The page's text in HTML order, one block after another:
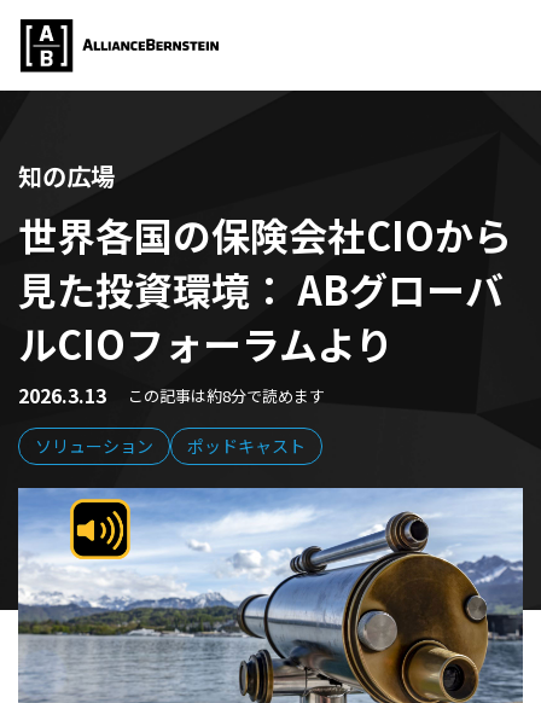
知の広場
世界各国の保険会社CIOから
見た投資環境： ABグローバ
ルCIOフォーラムより
2026.3.13 この記事は約8分で読めます
ソリューション ポッドキャスト